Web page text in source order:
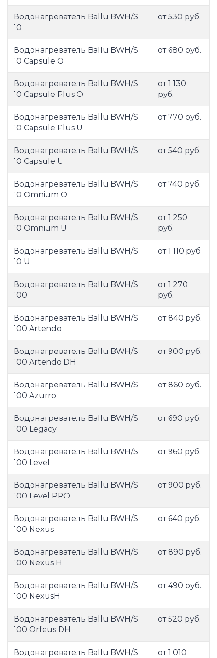
Водонагреватель Ballu BWH/S
10
от 530 руб.
Водонагреватель Ballu BWH/S
10 Capsule O
от 680 руб.
Водонагреватель Ballu BWH/S
10 Capsule Plus O
от 1 130
руб.
Водонагреватель Ballu BWH/S
10 Capsule Plus U
от 770 руб.
Водонагреватель Ballu BWH/S
10 Capsule U
от 540 руб.
Водонагреватель Ballu BWH/S
10 Omnium O
от 740 руб.
Водонагреватель Ballu BWH/S
10 Omnium U
от 1 250
руб.
Водонагреватель Ballu BWH/S
10 U
от 1 110 руб.
Водонагреватель Ballu BWH/S
100
от 1 270
руб.
Водонагреватель Ballu BWH/S
100 Artendo
от 840 руб.
Водонагреватель Ballu BWH/S
100 Artendo DH
от 900 руб.
Водонагреватель Ballu BWH/S
100 Azurro
от 860 руб.
Водонагреватель Ballu BWH/S
100 Legacy
от 690 руб.
Водонагреватель Ballu BWH/S
100 Level
от 960 руб.
Водонагреватель Ballu BWH/S
100 Level PRO
от 900 руб.
Водонагреватель Ballu BWH/S
100 Nexus
от 640 руб.
Водонагреватель Ballu BWH/S
100 Nexus H
от 890 руб.
Водонагреватель Ballu BWH/S
100 NexusH
от 490 руб.
Водонагреватель Ballu BWH/S
100 Orfeus DH
от 520 руб.
Водонагреватель Ballu BWH/S
от 1 010